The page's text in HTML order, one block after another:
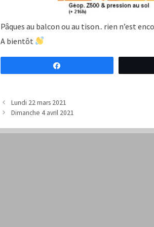
Pâques au balcon ou au tison.. rien n’est
A bientôt
Lundi 22 mars 2021
Dimanche 4 avril 2021